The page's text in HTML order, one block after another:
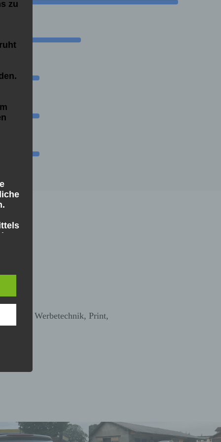
Werbetechnik, Print,
zu